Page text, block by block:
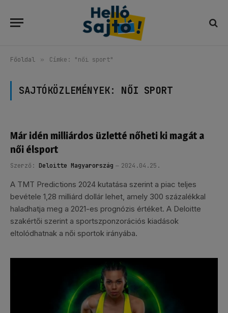
Főoldal » Címke: "női sport"
SAJTÓKÖZLEMÉNYEK: NŐI SPORT
Már idén milliárdos üzletté nőheti ki magát a
női élsport
Szerző: Deloitte Magyarország 2024.04.25.
A TMT Predictions 2024 kutatása szerint a piac teljes
bevétele 1,28 milliárd dollár lehet, amely 300 százalékkal
haladhatja meg a 2021-es prognózis értéket. A Deloitte
szakértői szerint a sportszponzorációs kiadások
eltolódhatnak a női sportok irányába.